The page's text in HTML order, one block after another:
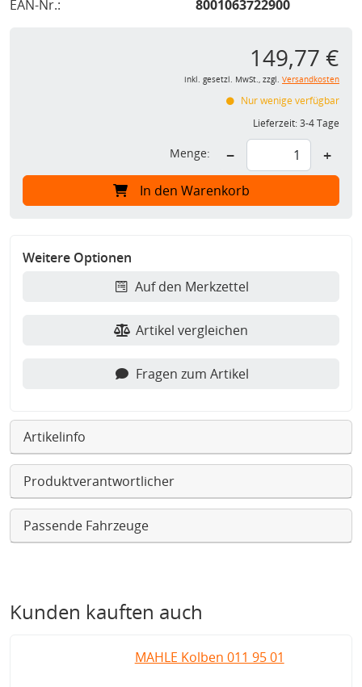
EAN-Nr.:
8001063722900
149,77 €
inkl. gesetzl. MwSt., zzgl. Versandkosten
Nur wenige verfügbar
Lieferzeit:3-4 Tage
Menge: − +
In den Warenkorb
Weitere Optionen
Auf den Merkzettel
Artikel vergleichen
Fragen zum Artikel
Artikelinfo
Produktverantwortlicher
Passende Fahrzeuge
Kunden kauften auch
MAHLE Kolben 011 95 01